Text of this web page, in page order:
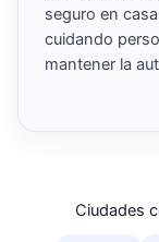
seguro en
cuidando
mantener la
Ciudades